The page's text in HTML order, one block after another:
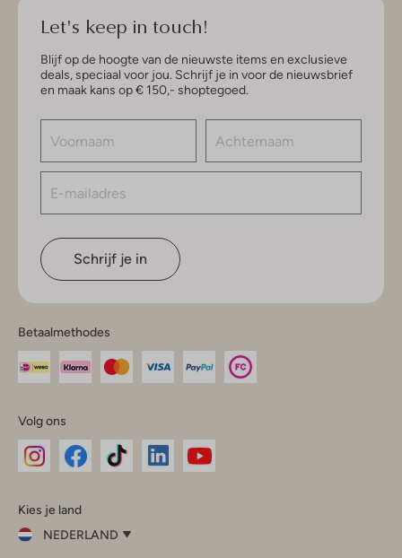
Let's keep in touch!
Blijf op de hoogte van de nieuwste items en exclusieve
deals, speciaal voor jou. Schrijf je in voor de nieuwsbrief
en maak kans op € 150,- shoptegoed.
Schrijf je in
Betaalmethodes
Volg ons
InstagramFacebook
Kies je land
NEDERLAND